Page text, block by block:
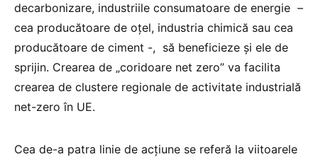
decarbonizare, industriile consumatoare de energie –
cea producătoare de oțel, industria chimică sau cea
producătoare de ciment -, să beneficieze și ele de
sprijin. Crearea de „coridoare net zero” va facilita
crearea de clustere regionale de activitate industrială
net-zero în UE.
Cea de-a patra linie de acțiune se referă la viitoarele